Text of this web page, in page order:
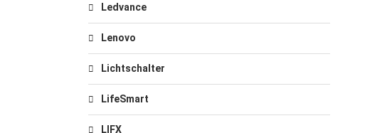
Ledvance
Lenovo
Lichtschalter
LifeSmart
LIFX